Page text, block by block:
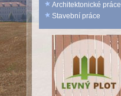
Architektonické práce
Stavební práce